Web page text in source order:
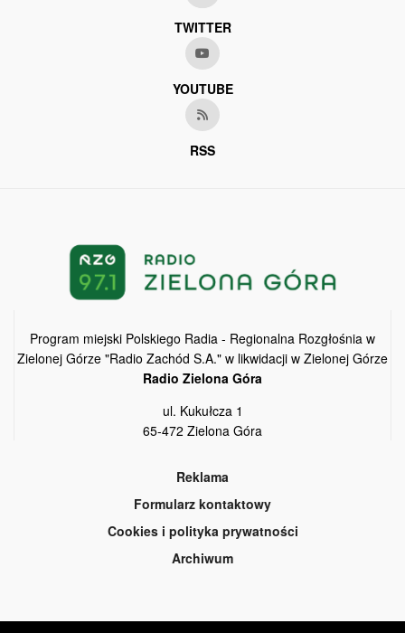
TWITTER
YOUTUBE
RSS
Program miejski Polskiego Radia - Regionalna Rozgłośnia w
Zielonej Górze "Radio Zachód S.A." w likwidacji w Zielonej Górze
Radio Zielona Góra
ul. Kukułcza 1
65-472 Zielona Góra
Reklama
Formularz kontaktowy
Cookies i polityka prywatności
Archiwum